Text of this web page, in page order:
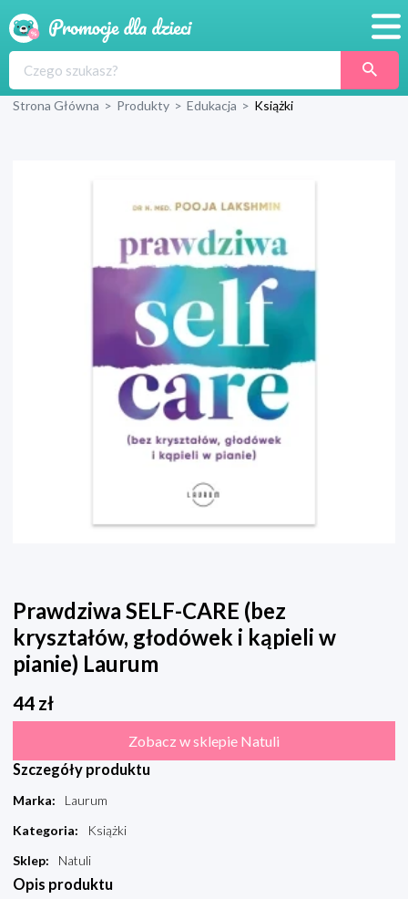
Produkty
Blog
Wyprawka
Strona Główna > Produkty > Edukacja > Książki
Prawdziwa SELF-CARE (bez
kryształów, głodówek i kąpieli w
pianie) Laurum
44 zł
Zobacz w sklepie Natuli
Szczegóły produktu
Marka:
Laurum
Kategoria:
Książki
Sklep: Natuli
Opis produktu